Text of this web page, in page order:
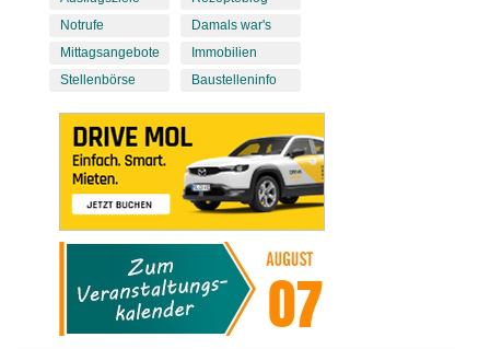
Notrufe
Mittagsangebote
Stellenbörse
Damals war's
Immobilien
Baustelleninfo